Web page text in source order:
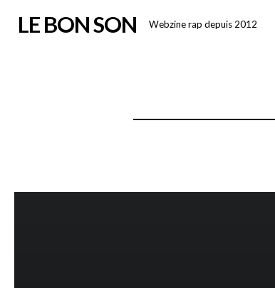
LE BON SON Webzine rap depuis 2012